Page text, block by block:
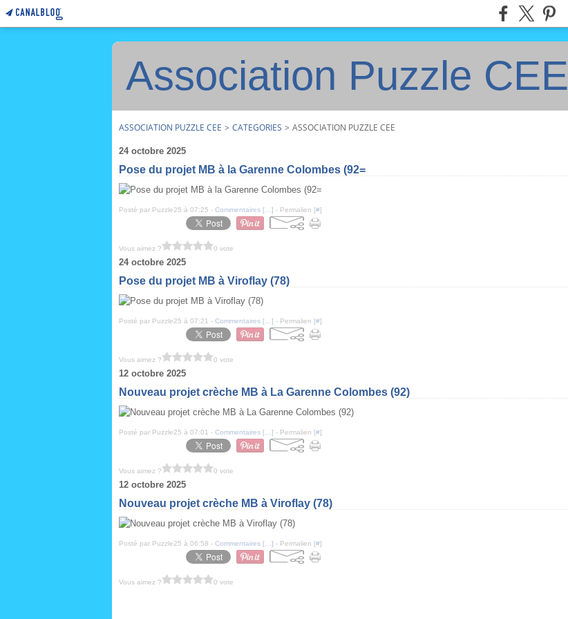
Association Puzzle CEE
ASSOCIATION PUZZLE CEE > CATEGORIES > ASSOCIATION PUZZLE CEE
24 octobre 2025
Pose du projet MB à la Garenne Colombes (92=
Posté par Puzzle25 à 07:25 - Commentaires [ ] - Permalien [#]
Vous aimez ? 0 vote
24 octobre 2025
Pose du projet MB à Viroflay (78)
Posté par Puzzle25 à 07:21 - Commentaires [ ] - Permalien [#]
Vous aimez ? 0 vote
12 octobre 2025
Nouveau projet crèche MB à La Garenne Colombes (92)
Posté par Puzzle25 à 07:01 - Commentaires [ ] - Permalien [#]
Vous aimez ? 0 vote
12 octobre 2025
Nouveau projet crèche MB à Viroflay (78)
Posté par Puzzle25 à 06:58 - Commentaires [ ] - Permalien [#]
Vous aimez ? 0 vote